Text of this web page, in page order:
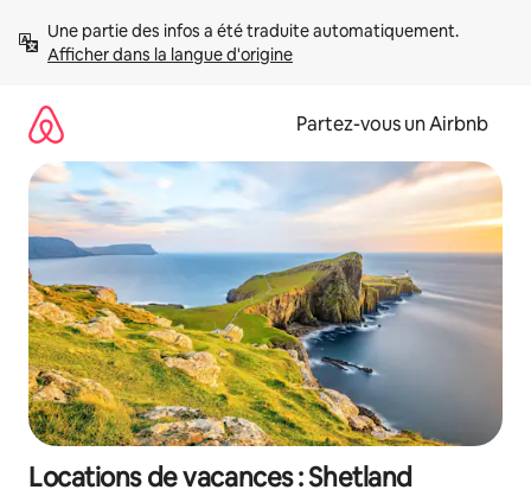
directement
Afficher dans la langue d'origine
Partez-vous un Airbnb
Locations de vacances : Shetland